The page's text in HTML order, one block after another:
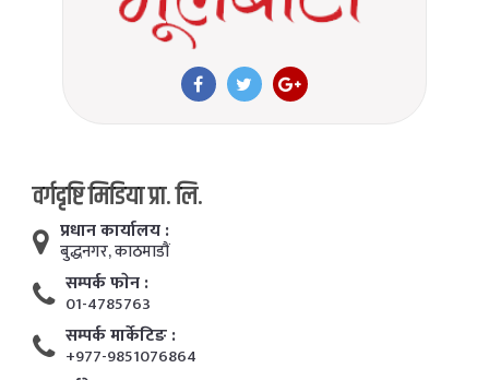
वर्गदृष्टि मिडिया प्रा. लि.
प्रधान कार्यालय :
बुद्धनगर, काठमाडाैं
सम्पर्क फाेन :
01-4785763
सम्पर्क मार्केटिङ :
+977-9851076864